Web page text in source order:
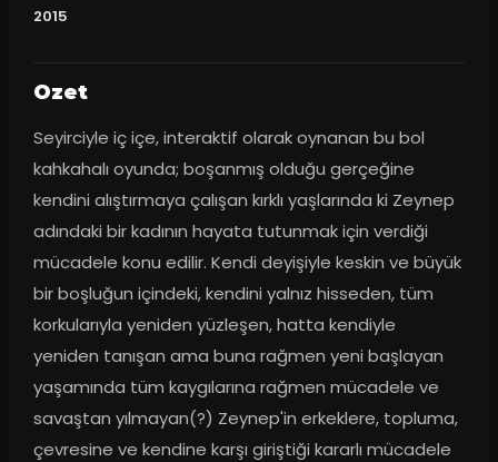
2015
Ozet
Seyirciyle iç içe, interaktif olarak oynanan bu bol
kahkahalı oyunda; boşanmış olduğu gerçeğine
kendini alıştırmaya çalışan kırklı yaşlarında ki Zeynep
adındaki bir kadının hayata tutunmak için verdiği
mücadele konu edilir. Kendi deyişiyle keskin ve büyük
bir boşluğun içindeki, kendini yalnız hisseden, tüm
korkularıyla yeniden yüzleşen, hatta kendiyle
yeniden tanışan ama buna rağmen yeni başlayan
yaşamında tüm kaygılarına rağmen mücadele ve
savaştan yılmayan(?) Zeynep'in erkeklere, topluma,
çevresine ve kendine karşı giriştiği kararlı mücadele